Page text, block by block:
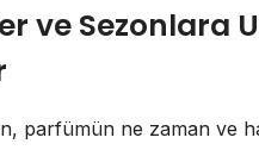
ve Sezonlara
parfümün ne zaman ve